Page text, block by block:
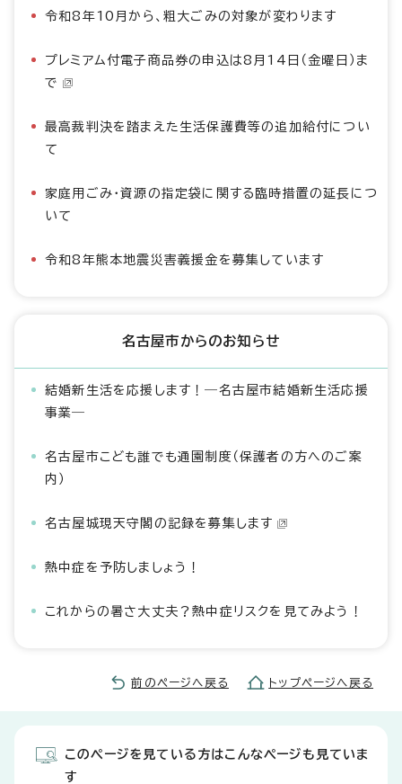
令和8年10月から、粗大ごみの対象が変わります
プレミアム付電子商品券の申込は8月14日（金曜日）ま
で
最高裁判決を踏まえた生活保護費等の追加給付につい
て
家庭用ごみ・資源の指定袋に関する臨時措置の延長につ
いて
令和8年熊本地震災害義援金を募集しています
名古屋市からのお知らせ
結婚新生活を応援します！―名古屋市結婚新生活応援
事業―
名古屋市こども誰でも通園制度（保護者の方へのご案
内）
名古屋城現天守閣の記録を募集します
熱中症を予防しましょう！
これからの暑さ大丈夫？熱中症リスクを見てみよう！
前のページへ戻る トップページへ戻る
このページを見ている方はこんなページも見ていま
す